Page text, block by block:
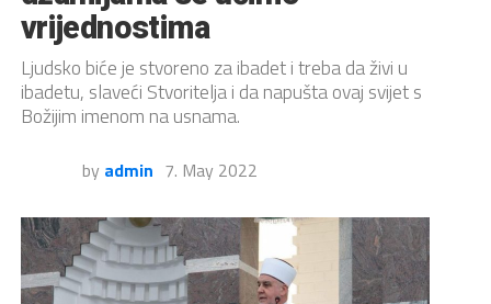
vrijednostima
Ljudsko biće je stvoreno za ibadet i treba da živi u
ibadetu, slaveći Stvoritelja i da napušta ovaj svijet s
Božijim imenom na usnama.
by admin 7. May 2022